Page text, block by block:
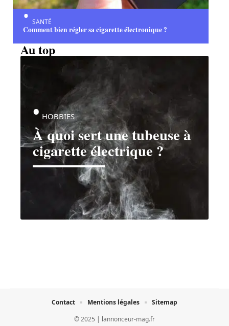
SANTÉ
Comment bien régler sa cigarette électronique ?
Au top
À quoi sert une tubeuse à
cigarette électrique ?
HOBBIES
© 2025 | lannonceur-mag.fr
Contact Mentions légales Sitemap